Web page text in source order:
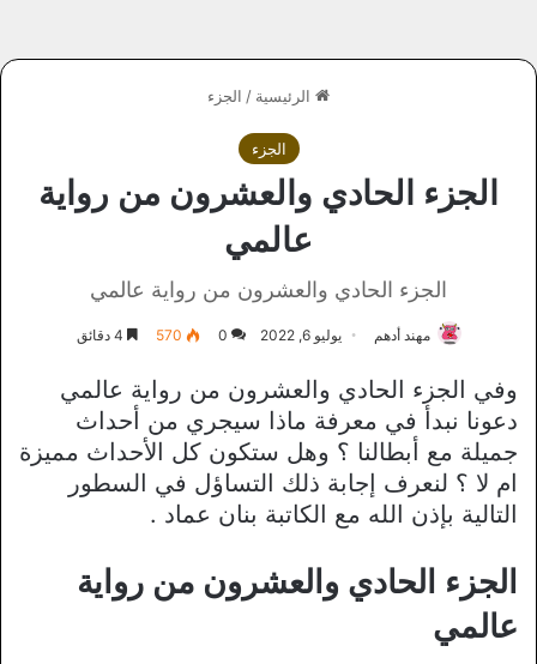
الرئيسية / الجزء
الجزء
الجزء الحادي والعشرون من رواية
عالمي
الجزء الحادي والعشرون من رواية عالمي
مهند أدهم يوليو 6, 2022 0
570
وفي الجزء الحادي والعشرون من رواية عالمي
دعونا نبدأ في معرفة ماذا سيجري من أحداث
جميلة مع أبطالنا ؟ وهل ستكون كل الأحداث مميزة
ام لا ؟ لنعرف إجابة ذلك التساؤل في السطور
التالية بإذن الله مع الكاتبة بنان عماد .
الجزء الحادي والعشرون من رواية
عالمي